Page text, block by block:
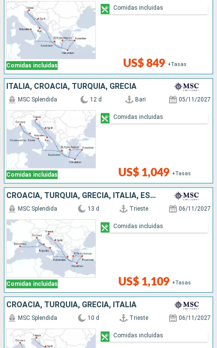
Comidas incluidas US$ 849 +Tasas
Comidas incluidas
ITALIA, CROACIA, TURQUÍA, GRECIA
Comidas incluidas
MSC Splendida 12 d Bari 05/11/2027
US$ 1,049 +Tasas
Comidas incluidas
CROACIA, TURQUÍA, GRECIA, ITALIA, ESPAÑA
Comidas incluidas
MSC Splendida 13 d Trieste 06/11/2027
US$ 1,109 +Tasas
Comidas incluidas
CROACIA, TURQUÍA, GRECIA, ITALIA
MSC Splendida 10 d Trieste 06/11/2027
Comidas incluidas